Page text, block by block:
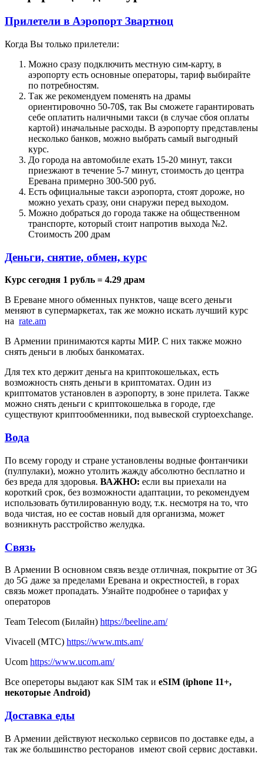
Прилетели в Аэропорт Звартноц
Когда Вы только прилетели:
Можно сразу подключить местную сим-карту, в
аэропорту есть основные операторы, тариф выбирайте
по потребностям.
Так же рекомендуем поменять на драмы
ориентировочно 50-70$, так Вы сможете гарантировать
себе оплатить наличными такси (в случае сбоя оплаты
картой) иначальные расходы. В аэропорту представлены
несколько банков, можно выбрать самый выгодный
курс.
До города на автомобиле ехать 15-20 минут, такси
приезжают в течение 5-7 минут, стоимость до центра
Еревана примерно 300-500 руб.
Есть официальные такси аэропорта, стоят дороже, но
можно уехать сразу, они снаружи перед выходом.
Можно добраться до города также на общественном
транспорте, который стоит напротив выхода №2.
Стоимость 200 драм
Деньги, снятие, обмен, курс
Курс сегодня 1 рубль = 4.29 драм
В Ереване много обменных пунктов, чаще всего деньги
меняют в супермаркетах, так же можно искать лучший курс
на rate.am
В Армении принимаются карты МИР. С них также можно
снять деньги в любых банкоматах.
Для тех кто держит деньга на криптокошельках, есть
возможность снять деньги в криптоматах. Один из
криптоматов установлен в аэропорту, в зоне прилета. Также
можно снять деньги с криптокошелька в городе, где
существуют криптообменники, под вывеской cryptoexchange.
Вода
По всему городу и стране установлены водные фонтанчики
(пулпулаки), можно утолить жажду абсолютно бесплатно и
без вреда для здоровья. ВАЖНО: если вы приехали на
короткий срок, без возможности адаптации, то рекомендуем
использовать бутилированную воду, т.к. несмотря на то, что
вода чистая, но ее состав новый для организма, может
возникнуть расстройство желудка.
Связь
В Армении В основном связь везде отличная, покрытие от 3G
до 5G даже за пределами Еревана и окрестностей, в горах
связь может пропадать. Узнайте подробнее о тарифах у
операторов
Team Telecom (Билайн) https://beeline.am/
Vivacell (МТС) https://www.mts.am/
Ucom https://www.ucom.am/
Все опереторы выдают как SIM так и eSIM (iphone 11+,
некоторые Android)
Доставка еды
В Армении действуют несколько сервисов по доставке еды, а
так же большинство ресторанов имеют свой сервис доставки.